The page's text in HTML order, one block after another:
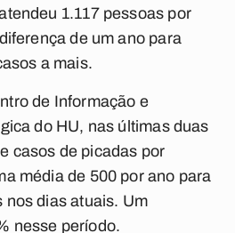
1.117 pessoas por
de um ano para
a mais.
de Informação e
do HU, nas últimas duas
casos de picadas por
média de 500 por ano para
nos dias atuais. Um
nesse período.